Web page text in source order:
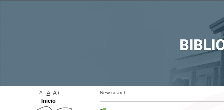
New search
A- A A+
Inicio